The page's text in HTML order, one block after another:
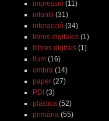
impressió(11)
infantil (31)
interacció(34)
libros digitales(1)
llibres digitals(1)
llum(16)
ombra(14)
paper(27)
PDI (3)
plàstica(52)
primària(55)